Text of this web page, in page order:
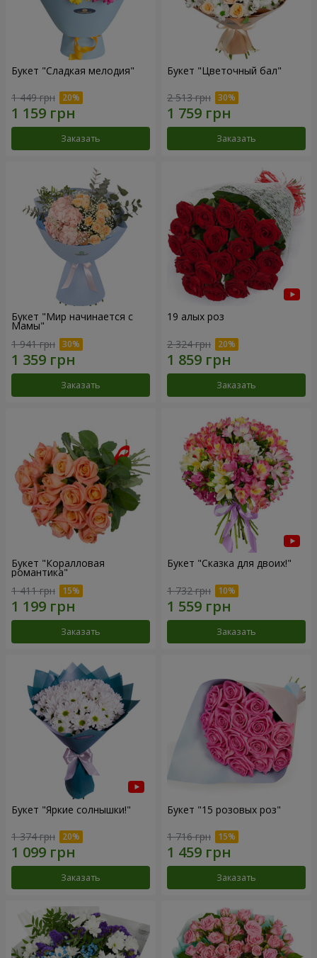
Букет "Сладкая мелодия"
1 449 грн
Заказать
Букет "Цветочный бал"
2 513 грн
Заказать
Букет "Мир начинается с
Мамы"
1 941 грн
Заказать
19 алых роз
2 324 грн
Заказать
Букет "Коралловая
романтика"
1 411 грн
Заказать
Букет "Сказка для двоих!"
1 732 грн
Заказать
Букет "Яркие солнышки!"
1 374 грн
Заказать
Букет "15 розовых роз"
1 716 грн
Заказать